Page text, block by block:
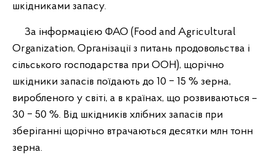
шкідниками запасу.
За інформацією ФАО (Food and Agricultural
Organization, Організації з питань продовольства і
сільського господарства при ООН), щорічно
шкідники запасів поїдають до 10 ‒ 15 % зерна,
виробленого у світі, а в країнах, що розвиваються –
30 ‒ 50 %. Від шкідників хлібних запасів при
зберіганні щорічно втрачаються десятки млн тонн
зерна.